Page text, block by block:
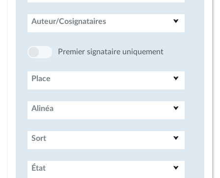
Auteur/Cosignataires
Premier signataire uniquement
Place
Alinéa
Sort
État